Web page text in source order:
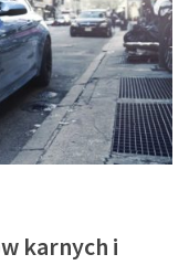
karnych i